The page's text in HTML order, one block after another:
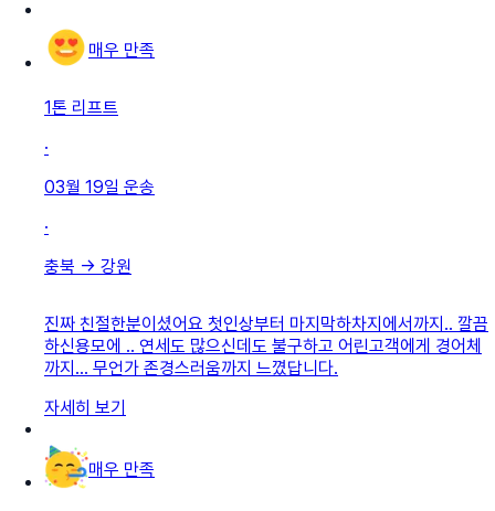
매우 만족
1톤 리프트
·
03월 19일 운송
·
충북 → 강원
진짜 친절한분이셨어요 첫인상부터 마지막하차지에서까지.. 깔끔
하신용모에 .. 연세도 많으신데도 불구하고 어린고객에게 경어체
까지... 무언가 존경스러움까지 느꼈답니다.
자세히 보기
매우 만족